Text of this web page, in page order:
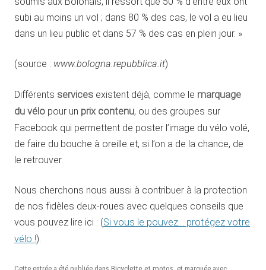
subi au moins un vol ; dans 80 % des cas, le vol a eu lieu
dans un lieu public et dans 57 % des cas en plein jour. »
(source : www.bologna.repubblica.it)
Différents services existent déjà, comme le marquage
du vélo pour un prix contenu, ou des groupes sur
Facebook qui permettent de poster l’image du vélo volé,
de faire du bouche à oreille et, si l’on a de la chance, de
le retrouver.
Nous cherchons nous aussi à contribuer à la protection
de nos fidèles deux-roues avec quelques conseils que
vous pouvez lire ici : (Si vous le pouvez… protégez votre
vélo !).